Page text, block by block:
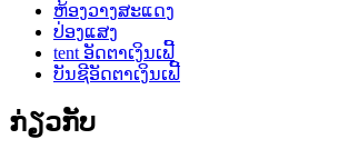
ຫ້ອງວາງສະແດງ
ປ່ອງແສງ
tent ອັດຕາເງິນເຟີ້
ບັນຊີອັດຕາເງິນເຟີ້
ກ່ຽວກັບ